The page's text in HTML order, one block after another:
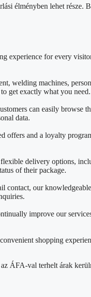
élményben lehet része.
experience for every
welding machines,
get exactly what you need.
can easily browse
data.
and a loyalty
delivery options,
of their package.
contact, our
improve our
shopping
ÁFA-val terhelt árak